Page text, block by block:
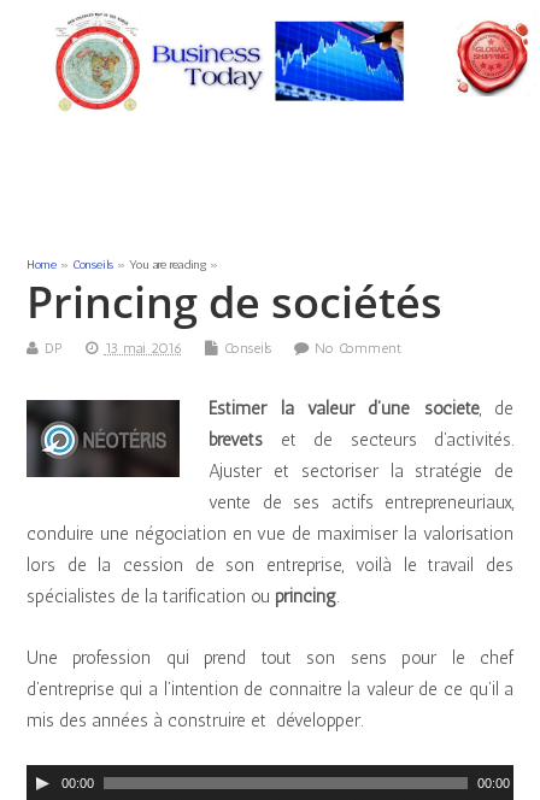
Home» Conseils» You are reading »
Princing de sociétés
DP 13 mai 2016 Conseils No Comment
Estimer la valeur d’une société, de
brevets et de secteurs d’activités.
Ajuster et sectoriser la stratégie de
vente de ses actifs entrepreneuriaux,
conduire une négociation en vue de maximiser la valorisation
lors de la cession de son entreprise, voilà le travail des
spécialistes de la tarification ou princing.
Une profession qui prend tout son sens pour le chef
d’entreprise qui a l’intention de connaitre la valeur de ce qu’il a
mis des années à construire et développer.
00:00 00:00